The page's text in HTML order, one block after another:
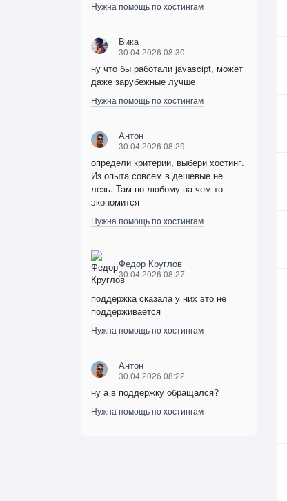
Нужна помощь по хостингам
Вика
30.04.2026 08:30
ну что бы работали javascipt, может
даже зарубежные лучше
Нужна помощь по хостингам
Антон
30.04.2026 08:29
определи критерии, выбери хостинг.
Из опыта совсем в дешевые не
лезь. Там по любому на чем-то
экономится
Нужна помощь по хостингам
Федор Круглов
30.04.2026 08:27
поддержка сказала у них это не
поддерживается
Нужна помощь по хостингам
Антон
30.04.2026 08:22
ну а в поддержку обращался?
Нужна помощь по хостингам